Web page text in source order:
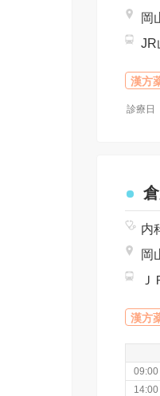
岡
JR
漢方
内
岡
漢方
09:00